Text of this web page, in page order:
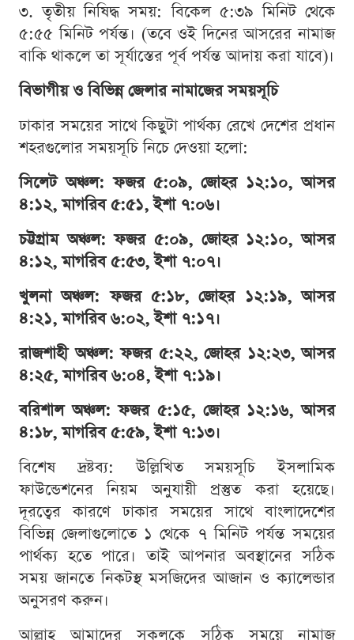
৩. তৃতীয় নিষিদ্ধ সময়: বিকেল ৫:৩৯ মিনিট থেকে
৫:৫৫ মিনিট পর্যন্ত। (তবে ওই দিনের আসরের নামাজ
বাকি থাকলে তা সূর্যাস্তের পূর্ব পর্যন্ত আদায় করা যাবে)।
বিভাগীয় ও বিভিন্ন জেলার নামাজের সময়সূচি
ঢাকার সময়ের সাথে কিছুটা পার্থক্য রেখে দেশের প্রধান
শহরগুলোর সময়সূচি নিচে দেওয়া হলো:
সিলেট অঞ্চল: ফজর ৫:০৯, জোহর ১২:১০, আসর
৪:১২, মাগরিব ৫:৫১, ইশা ৭:০৬।
চট্টগ্রাম অঞ্চল: ফজর ৫:০৯, জোহর ১২:১০, আসর
৪:১২, মাগরিব ৫:৫৩, ইশা ৭:০৭।
খুলনা অঞ্চল: ফজর ৫:১৮, জোহর ১২:১৯, আসর
৪:২১, মাগরিব ৬:০২, ইশা ৭:১৭।
রাজশাহী অঞ্চল: ফজর ৫:২২, জোহর ১২:২৩, আসর
৪:২৫, মাগরিব ৬:০৪, ইশা ৭:১৯।
বরিশাল অঞ্চল: ফজর ৫:১৫, জোহর ১২:১৬, আসর
৪:১৮, মাগরিব ৫:৫৯, ইশা ৭:১৩।
বিশেষ দ্রষ্টব্য: উল্লিখিত সময়সূচি ইসলামিক
ফাউন্ডেশনের নিয়ম অনুযায়ী প্রস্তুত করা হয়েছে।
দূরত্বের কারণে ঢাকার সময়ের সাথে বাংলাদেশের
বিভিন্ন জেলাগুলোতে ১ থেকে ৭ মিনিট পর্যন্ত সময়ের
পার্থক্য হতে পারে। তাই আপনার অবস্থানের সঠিক
সময় জানতে নিকটস্থ মসজিদের আজান ও ক্যালেন্ডার
অনুসরণ করুন।